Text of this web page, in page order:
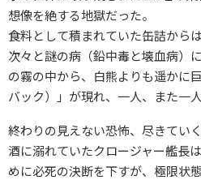
想像を絶する地獄だった。
食料として積まれていた缶詰から
次々と謎の病（鉛中毒と壊血病）
の霧の中から、白熊よりも遥かに
バック）」が現れ、一人、また一
終わりの見えない恐怖、尽きてい
酒に溺れていたクロージャー艦長
めに必死の決断を下すが、極限状